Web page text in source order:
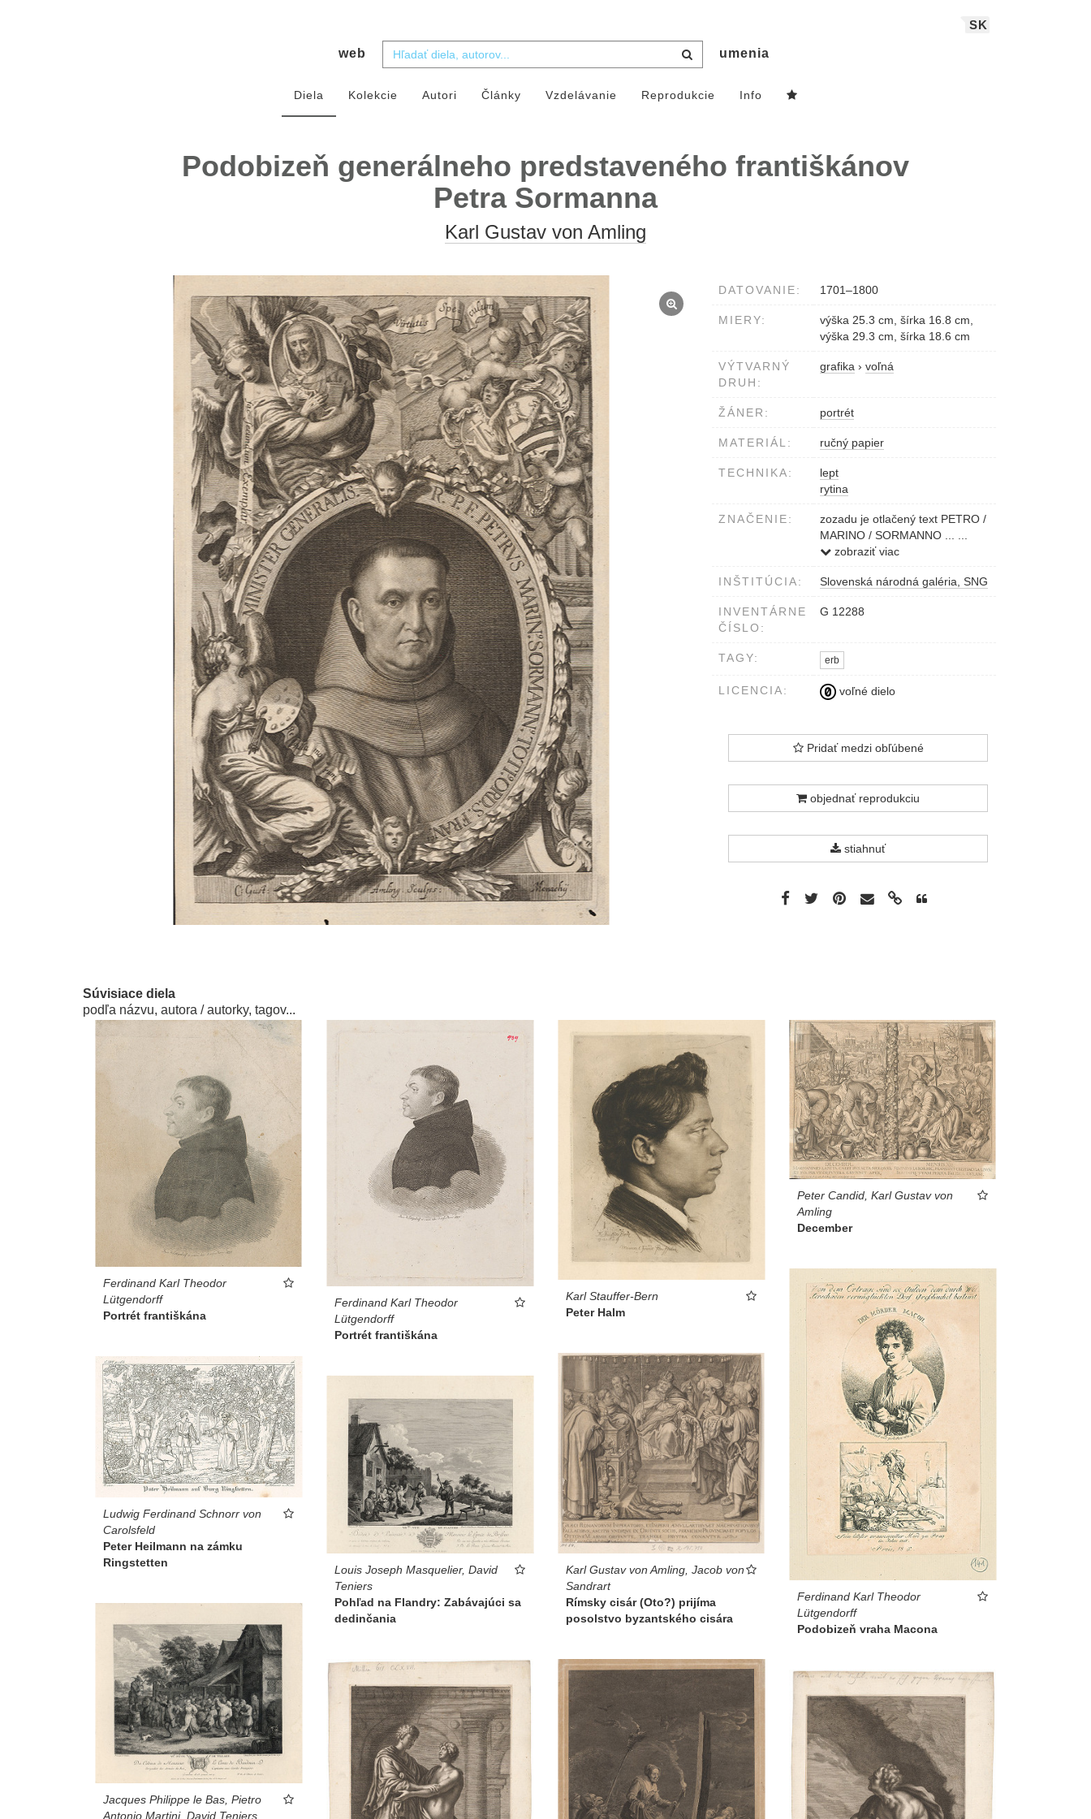
SK
web umenia
Diela Kolekcie Autori Články Vzdelávanie Reprodukcie Info
Podobizeň generálneho predstaveného františkánov
Petra Sormanna
Karl Gustav von Amling
DATOVANIE: 1701–1800
MIERY:
výška 25.3 cm, šírka 16.8 cm,
výška 29.3 cm, šírka 18.6 cm
VÝTVARNÝ
DRUH:
grafika › voľná
ŽÁNER: portrét
MATERIÁL: ručný papier
TECHNIKA:
lept
rytina
ZNAČENIE:
zozadu je otlačený text PETRO /
MARINO / SORMANNO ... ...
Signované vľavo dole v obraze
V strede dole Amling. Sculp: |
Kolopis MINISTER GENERALIS
SORMANN.(us) TOTI.(us) ORD.
S. FRAN.ci
+ viaceré nápisy v obraze
zobraziť viac
INŠTITÚCIA: Slovenská národná galéria, SNG
INVENTÁRNE
ČÍSLO:
G 12288
TAGY: erb
LICENCIA: voľné dielo
Pridať medzi obľúbené
objednať reprodukciu
stiahnuť
Súvisiace diela
podľa názvu, autora / autorky, tagov...
Ferdinand Karl Theodor
Lütgendorff
Portrét františkána
Ferdinand Karl Theodor
Lütgendorff
Portrét františkána
Karl Stauffer-Bern
Peter Halm
Peter Candid, Karl Gustav von
Amling
December
Ferdinand Karl Theodor
Lütgendorff
Podobizeň vraha Macona
Karl Gustav von Amling, Jacob von
Sandrart
Rímsky cisár (Oto?) prijíma
posolstvo byzantského cisára
Ludwig Ferdinand Schnorr von
Carolsfeld
Peter Heilmann na zámku
Ringstetten
Louis Joseph Masquelier, David
Teniers
Pohľad na Flandry: Zabávajúci sa
dedinčania
Jacques Philippe le Bas, Pietro
Antonio Martini, David Teniers